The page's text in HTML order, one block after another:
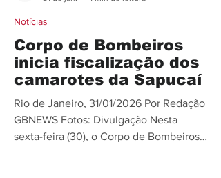
Corpo de Bombeiros
inicia fiscalização dos
camarotes da Sapucaí
Rio de Janeiro, 31/01/2026 Por Redação
GBNEWS Fotos: Divulgação Nesta
sexta-feira (30), o Corpo de Bombeiros
Notícias